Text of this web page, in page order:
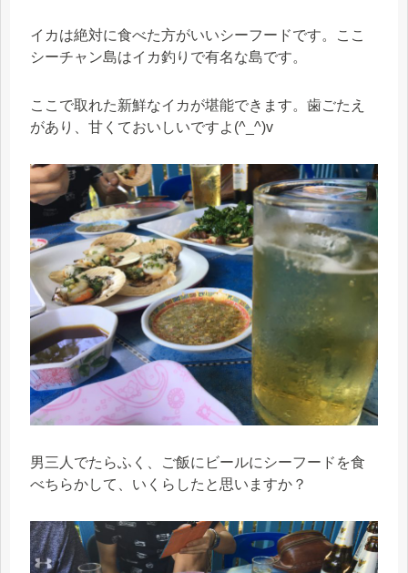
イカは絶対に食べた方がいいシーフードです。ここ
シーチャン島はイカ釣りで有名な島です。
ここで取れた新鮮なイカが堪能できます。歯ごたえ
があり、甘くておいしいですよ(^_^)v
男三人でたらふく、ご飯にビールにシーフードを食
べちらかして、いくらしたと思いますか？